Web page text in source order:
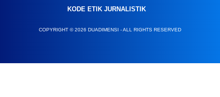
KODE ETIK JURNALISTIK
COPYRIGHT © 2026 DUADIMENSI - ALL RIGHTS RESERVED